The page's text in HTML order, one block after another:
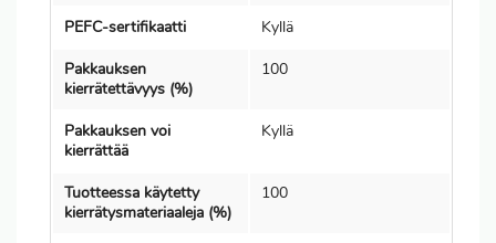
PEFC-sertifikaatti
Kyllä
Pakkauksen
kierrätettävyys (%)
100
Pakkauksen voi
kierrättää
Kyllä
Tuotteessa käytetty
kierrätysmateriaaleja (%)
100